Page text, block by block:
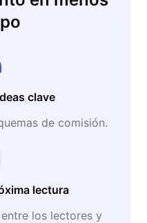
clave
de comisión.
lectura
los lectores y